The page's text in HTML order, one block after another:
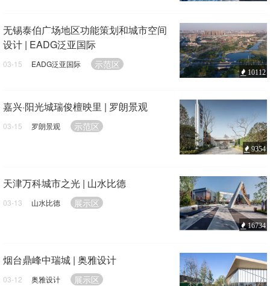
无锡泰伯广场地区功能策划和城市空间
设计 | EADG泛亚国际
03-15 EADG泛亚国际 示范区
10112
嘉兴·阳光城瑞俊檀映里 | 罗朗景观
03-15 罗朗景观 示范区
9354
天津万科城市之光 | 山水比德
03-13 山水比德 展示区
16734
烟台鼎峰中瑞城 | 奥雅设计
03-12 奥雅设计 展示区